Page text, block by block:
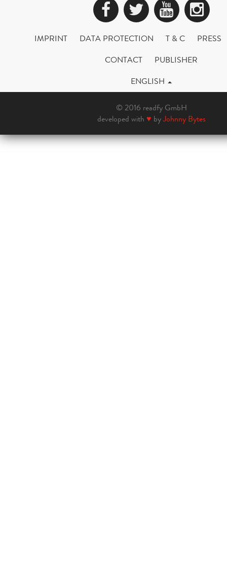
Facebook
Twitter
IMPRINT DATA PROTECTION T & C
PRESS
CONTACT
PUBLISHER
ENGLISH
© 2016 readfy GmbH
developed with ♥ byJohnny Bytes